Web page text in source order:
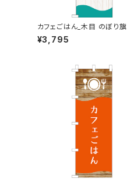
カフェごはん_木目 のぼり旗
¥3,795